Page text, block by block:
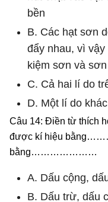
bền
B. Các hạt sơn
đẩy nhau, vì
kiệm sơn và
C. Cả hai lí do
D. Một lí do khác
Câu 14: Điền từ thích
được kí hiệu
bằng…………………
A. Dấu cộng,
B. Dấu trừ, dấu